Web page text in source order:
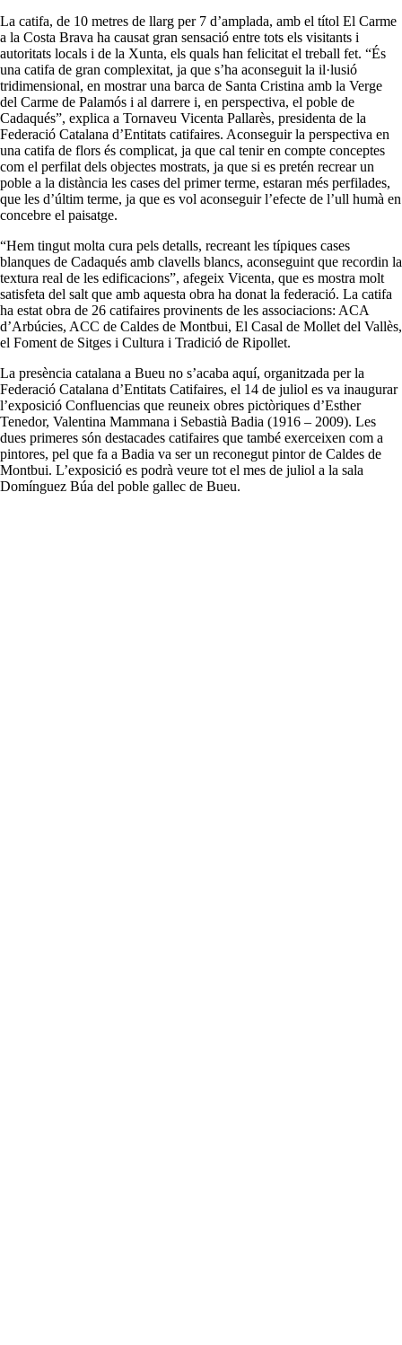
La catifa, de 10 metres de llarg per 7 d’amplada, amb el títol El Carme
a la Costa Brava ha causat gran sensació entre tots els visitants i
autoritats locals i de la Xunta, els quals han felicitat el treball fet. “És
una catifa de gran complexitat, ja que s’ha aconseguit la il·lusió
tridimensional, en mostrar una barca de Santa Cristina amb la Verge
del Carme de Palamós i al darrere i, en perspectiva, el poble de
Cadaqués”, explica a Tornaveu Vicenta Pallarès, presidenta de la
Federació Catalana d’Entitats catifaires. Aconseguir la perspectiva en
una catifa de flors és complicat, ja que cal tenir en compte conceptes
com el perfilat dels objectes mostrats, ja que si es pretén recrear un
poble a la distància les cases del primer terme, estaran més perfilades,
que les d’últim terme, ja que es vol aconseguir l’efecte de l’ull humà en
concebre el paisatge.
“Hem tingut molta cura pels detalls, recreant les típiques cases
blanques de Cadaqués amb clavells blancs, aconseguint que recordin la
textura real de les edificacions”, afegeix Vicenta, que es mostra molt
satisfeta del salt que amb aquesta obra ha donat la federació. La catifa
ha estat obra de 26 catifaires provinents de les associacions: ACA
d’Arbúcies, ACC de Caldes de Montbui, El Casal de Mollet del Vallès,
el Foment de Sitges i Cultura i Tradició de Ripollet.
La presència catalana a Bueu no s’acaba aquí, organitzada per la
Federació Catalana d’Entitats Catifaires, el 14 de juliol es va inaugurar
l’exposició Confluencias que reuneix obres pictòriques d’Esther
Tenedor, Valentina Mammana i Sebastià Badia (1916 – 2009). Les
dues primeres són destacades catifaires que també exerceixen com a
pintores, pel que fa a Badia va ser un reconegut pintor de Caldes de
Montbui. L’exposició es podrà veure tot el mes de juliol a la sala
Domínguez Búa del poble gallec de Bueu.